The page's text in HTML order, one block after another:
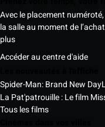
Avec le placement
la salle au moment de
plus
Accéder au centre d'aide
Spider-Man: Brand New Day
La Pat'patrouille : Le film
Tous les films